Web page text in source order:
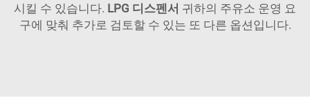
시킬 수 있습니다. LPG 디스펜서 귀하의 주유소 운영 요
구에 맞춰 추가로 검토할 수 있는 또 다른 옵션입니다.